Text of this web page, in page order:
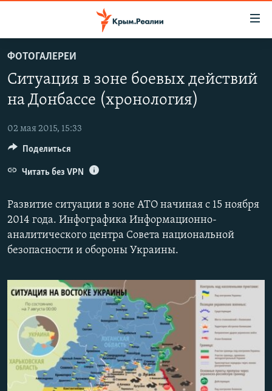
основному
содержанию
Вернутся
навигации
Вернутся
поиску
СПЕЦПРОЕКТЫ
ГРУЗ 200
КАРТА ВОЕННЫХ ОБЪЕКТОВ КРЫМА
11 ЛЕТ ОККУПАЦИИ КРЫМА. 11 ИСТОРИЙ СОПРОТИВЛЕНИЯ
ВОДА
ИСТОРИЯ
ЕЩЕ
ИНТЕРАКТИВ
ТЕЛЕПРОЕКТ КРЫМ.РЕАЛИИ
СОВЕТЫ ПРАВОЗАЩИТНИКОВ
ПОБЕДИТЕЛЕЙ НЕ СУДЯТ?
КРЫМ.НЕПОКОРЕННЫЙ
ELIFBE
УКРАИНСКАЯ ПРОБЛЕМА КРЫМА
РАДІО СВОБОДА
Українською
Qırımtatar
ПРИСОЕДИНЯЙТЕСЬ!
Все сайты RFE/RL
ФОТОГАЛЕРЕИ
Ситуация в зоне боевых действий
на Донбассе (хронология)
02 мая 2015, 15:33
Развитие ситуации в зоне АТО начиная с 15 ноября
2014 года. Инфографика Информационно-
аналитического центра Совета национальной
безопасности и обороны Украины.
Поделиться
Читать без VPN